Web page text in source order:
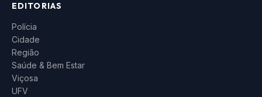
EDITORIAS
Polícia
Cidade
Região
Saúde & Bem Estar
Viçosa
UFV